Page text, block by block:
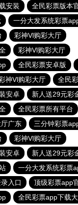
安装
全民彩票版本
一分大发系统彩票
彩神Vl购彩大厅
彩神Vl购彩大厅
全民彩票安卓版
神Vl购彩大厅
全民
安卓
新人送29元彩
全民彩票所有平台
广东
三分钟彩票
彩神Vl购彩大厅
安卓
新人送29元彩
一分大发系统彩票
入口
顶级彩票app
全民彩票app下载